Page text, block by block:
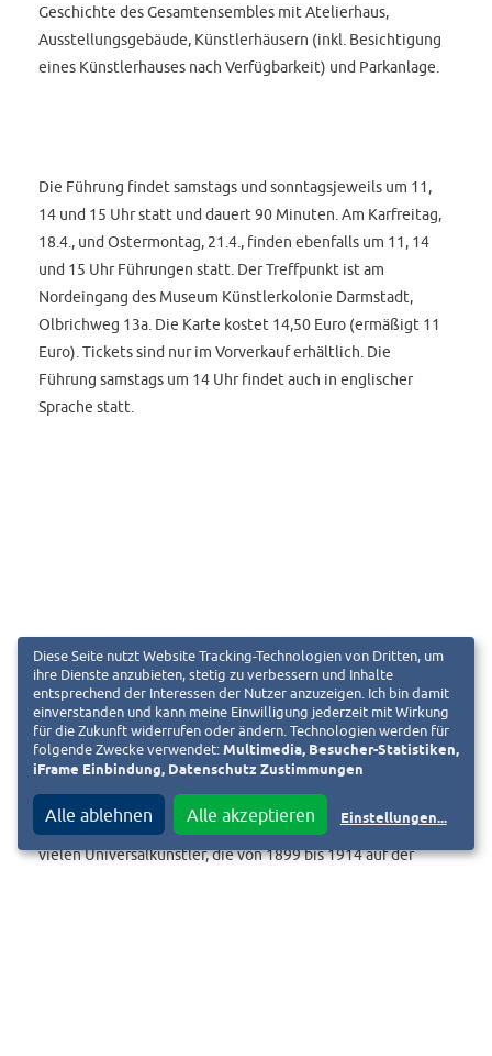
Geschichte des Gesamtensembles mit Atelierhaus,
Ausstellungsgebäude, Künstlerhäusern (inkl. Besichtigung
eines Künstlerhauses nach Verfügbarkeit) und Parkanlage.
Die Führung findet samstags und sonntagsjeweils um 11,
14 und 15 Uhr statt und dauert 90 Minuten. Am Karfreitag,
18.4., und Ostermontag, 21.4., finden ebenfalls um 11, 14
und 15 Uhr Führungen statt. Der Treffpunkt ist am
Nordeingang des Museum Künstlerkolonie Darmstadt,
Olbrichweg 13a. Die Karte kostet 14,50 Euro (ermäßigt 11
Euro). Tickets sind nur im Vorverkauf erhältlich. Die
Führung samstags um 14 Uhr findet auch in englischer
Sprache statt.
Führungen im Museum Künstlerkolonie Darmstadt
Das Museum Künstlerkolonie befindet sich im historischen
von Joseph Maria Olbrich 1901 vollendeten Ernst Ludwig-
Haus und macht das umfassende kreative Schaffen der
vielen Universalkünstler, die von 1899 bis 1914 auf der
Diese Seite nutzt Website Tracking-Technologien von Dritten, um
ihre Dienste anzubieten, stetig zu verbessern und Inhalte
entsprechend der Interessen der Nutzer anzuzeigen. Ich bin damit
einverstanden und kann meine Einwilligung jederzeit mit Wirkung
für die Zukunft widerrufen oder ändern. Technologien werden für
folgende Zwecke verwendet: Multimedia, Besucher-Statistiken,
iFrame Einbindung, Datenschutz Zustimmungen
Alle ablehnen Alle akzeptieren Einstellungen...